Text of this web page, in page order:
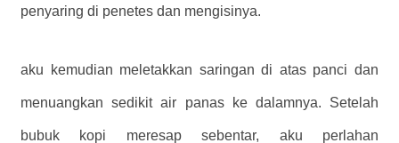
penyaring di penetes dan mengisinya.
aku kemudian meletakkan saringan di atas panci dan
menuangkan sedikit air panas ke dalamnya. Setelah
bubuk kopi meresap sebentar, aku perlahan